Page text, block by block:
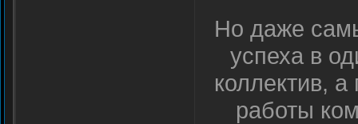
Но даже
успеха в
коллектив,
работы